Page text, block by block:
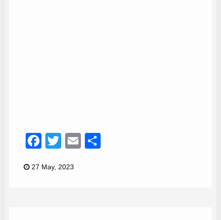
Facebook
TwitterEmail
27 May, 2023